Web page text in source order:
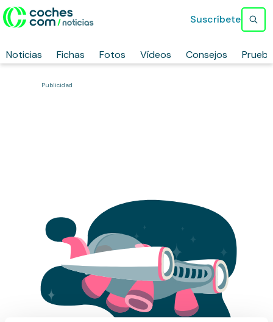
Noticias Fichas Fotos Vídeos Consejos
Suscríbete
Publicidad